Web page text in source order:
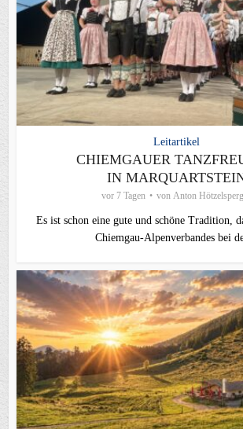
Leitartikel
CHIEMGAUER
IN
vor 7 Tagen von Anton
Es ist schon eine gute und schöne Tradition,
Chiemgau-Alpenverbandes bei